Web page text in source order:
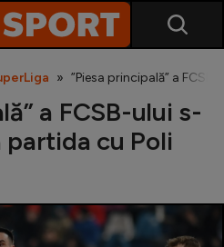
”Piesa principală” a
a FCSB-ului s-
cu Poli